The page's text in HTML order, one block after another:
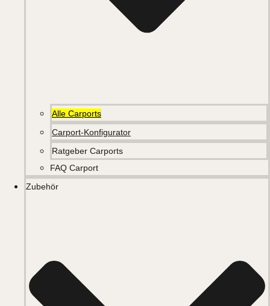
Alle Carports
Carport-Konfigurator
Ratgeber Carports
FAQ Carport
Zubehör